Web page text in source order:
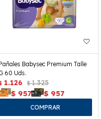
Babysec Premium Talle
60 Uds.
1.126 $ 1.325
$ 957 $ 957